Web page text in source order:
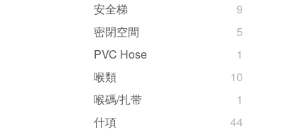
安全梯
9
密閉空間
5
PVC Hose
1
喉類
10
喉碼/扎带
1
什項
44